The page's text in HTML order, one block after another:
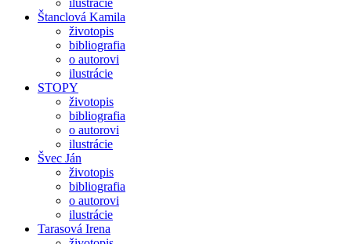
ilustrácie
Štanclová Kamila
životopis
bibliografia
o autorovi
ilustrácie
STOPY
životopis
bibliografia
o autorovi
ilustrácie
Švec Ján
životopis
bibliografia
o autorovi
ilustrácie
Tarasová Irena